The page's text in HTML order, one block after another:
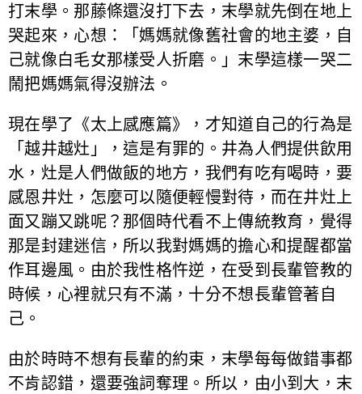
打末學。那藤條還沒打下去，末學就先倒在地上
哭起來，心想：「媽媽就像舊社會的地主婆，自
己就像白毛女那樣受人折磨。」末學這樣一哭二
鬧把媽媽氣得沒辦法。
現在學了《太上感應篇》，才知道自己的行為是
「越井越灶」，這是有罪的。井為人們提供飲用
水，灶是人們做飯的地方，我們有吃有喝時，要
感恩井灶，怎麼可以隨便輕慢對待，而在井灶上
面又蹦又跳呢？那個時代看不上傳統教育，覺得
那是封建迷信，所以我對媽媽的擔心和提醒都當
作耳邊風。由於我性格忤逆，在受到長輩管教的
時候，心裡就只有不滿，十分不想長輩管著自
己。
由於時時不想有長輩的約束，末學每每做錯事都
不肯認錯，還要強詞奪理。所以，由小到大，末